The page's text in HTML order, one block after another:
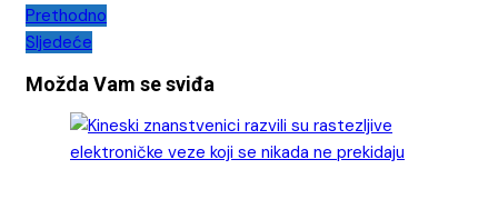
Navigacija
objava
Prethodno
Sljedeće
Možda Vam se sviđa